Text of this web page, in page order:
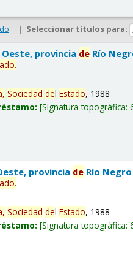
| Seleccionar títulos para:
provincia de Río
.
Sociedad delEstado, 1988
Signatura topográfica:
provincia de Río Negro
.
Sociedad delEstado, 1988
Signatura topográfica: